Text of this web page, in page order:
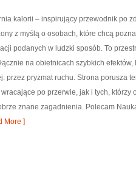
kalorii – inspirujący przewodnik po
z myślą o osobach, które chcą
podanych w ludzki sposób. To
na obietnicach szybkich
przez pryzmat ruchu. Strona porusza
po przerwie, jak i tych,
znane zagadnienia. Polecam
More ]